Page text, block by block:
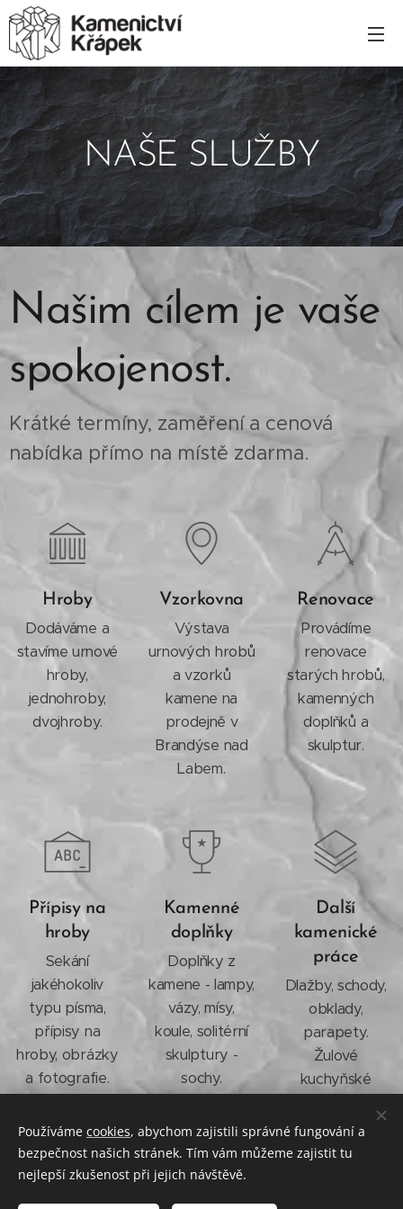
NAŠE SLUŽBY
Našim cílem je vaše
spokojenost.
Krátké termíny, zaměření a cenová
nabídka přímo na místě zdarma.
Hroby
Dodáváme a
stavíme urnové
hroby,
jednohroby,
dvojhroby.
Vzorkovna
Výstava
urnových hrobů
a vzorků
kamene na
prodejně v
Brandýse nad
Labem.
Renovace
Provádíme
renovace
starých hrobů,
kamenných
doplňků a
skulptur.
Přípisy na
hroby
Sekání
jakéhokoliv
typu písma,
přípisy na
hroby, obrázky
a fotografie.
Kamenné
doplňky
Doplňky z
kamene - lampy,
vázy, mísy,
koule, solitérní
skulptury -
sochy.
Další
kamenické
práce
Dlažby, schody,
obklady,
parapety.
Žulové
kuchyňské
škála možností.
Používáme cookies, abychom zajistili správné fungování a
bezpečnost našich stránek. Tím vám můžeme zajistit tu
nejlepší zkušenost při jejich návštěvě.